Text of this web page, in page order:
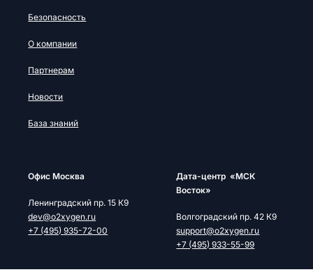
Безопасность
О компании
Партнерам
Новости
База знаний
Офис Москва
Ленинградский пр. 15 К9
dev@o2xygen.ru
+7 (495) 935-72-00
Дата-центр «МСК
Восток»
Волгоградский пр. 42 К9
support@o2xygen.ru
+7 (495) 933-55-99